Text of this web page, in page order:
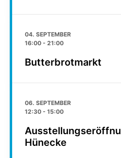
04. SEPTEMBER
16:00 - 21:00
Butterbrotmarkt
06. SEPTEMBER
12:30 - 15:00
Hünecke